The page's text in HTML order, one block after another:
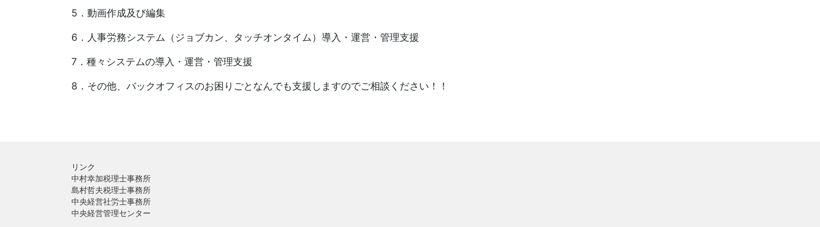
5．動画作成及び編集
6．人事労務システム（ジョブカン、タッチオンタイム）導入・運営・管理支援
7．種々システムの導入・運営・管理支援
8．その他、バックオフィスのお困りごとなんでも支援しますのでご相談ください！！
リンク
中村幸加税理士事務所
島村哲夫税理士事務所
中央経営社労士事務所
中央経営管理センター